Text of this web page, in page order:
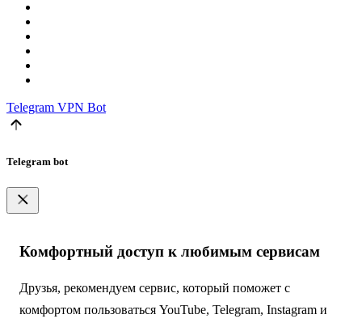
Telegram VPN Bot
Telegram bot
Комфортный доступ к любимым сервисам
Друзья, рекомендуем сервис, который поможет с
комфортом пользоваться YouTube, Telegram, Instagram и